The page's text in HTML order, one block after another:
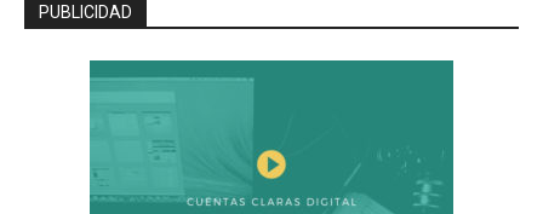
PUBLICIDAD